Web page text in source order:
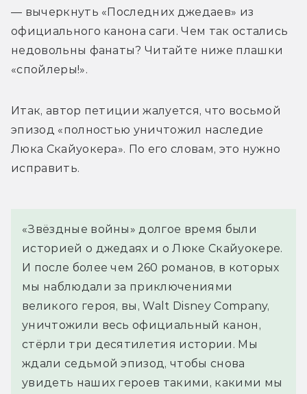
— вычеркнуть «Последних джедаев» из
официального канона саги. Чем так остались
недовольны фанаты? Читайте ниже плашки
«спойлеры!».
Итак, автор петиции жалуется, что восьмой
эпизод «полностью уничтожил наследие
Люка Скайуокера». По его словам, это нужно
исправить.
«Звёздные войны» долгое время были
историей о джедаях и о Люке Скайуокере.
И после более чем 260 романов, в которых
мы наблюдали за приключениями
великого героя, вы, Walt Disney Company,
уничтожили весь официальный канон,
стёрли три десятилетия истории. Мы
ждали седьмой эпизод, чтобы снова
увидеть наших героев такими, какими мы